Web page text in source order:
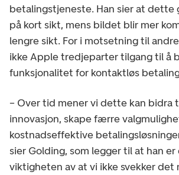
betalingstjeneste. Han sier at dette
på kort sikt, mens bildet blir mer
lengre sikt. For i motsetning til
ikke Apple tredjeparter tilgang til å
funksjonalitet for kontaktløs
– Over tid mener vi dette kan bidra
innovasjon, skape færre
kostnadseffektive
sier Golding, som legger til at han
viktigheten av at vi ikke svekker det